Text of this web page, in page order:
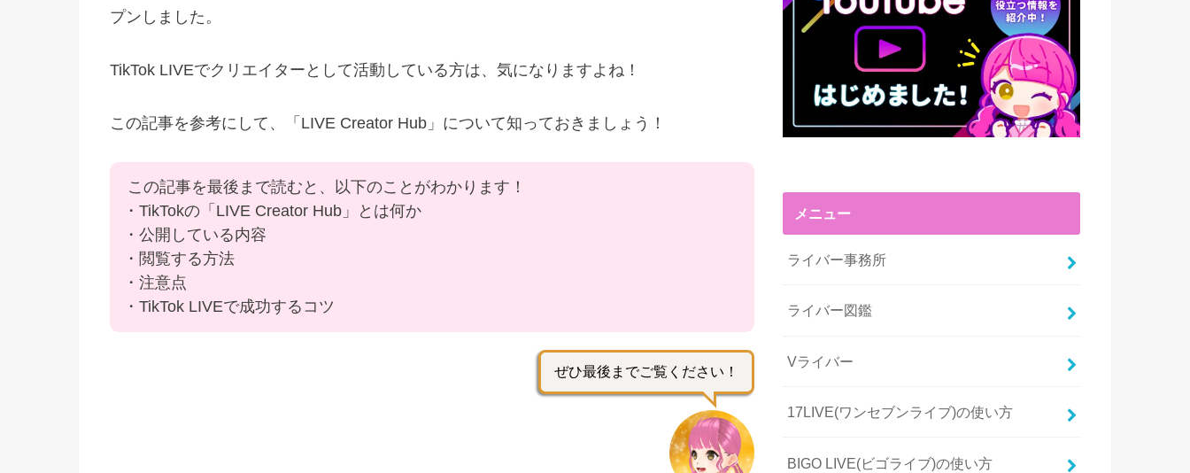
プンしました。
TikTok LIVEでクリエイターとして活動している方は、気になりますよね！
この記事を参考にして、「LIVE Creator Hub」について知っておきましょう！
この記事を最後まで読むと、以下のことがわかります！
・TikTokの「LIVE Creator Hub」とは何か
・公開している内容
・閲覧する方法
・注意点
・TikTok LIVEで成功するコツ
ぜひ最後までご覧ください！
メニュー
ライバー事務所
ライバー図鑑
Vライバー
17LIVE(ワンセブンライブ)の使い方
BIGO LIVE(ビゴライブ)の使い方